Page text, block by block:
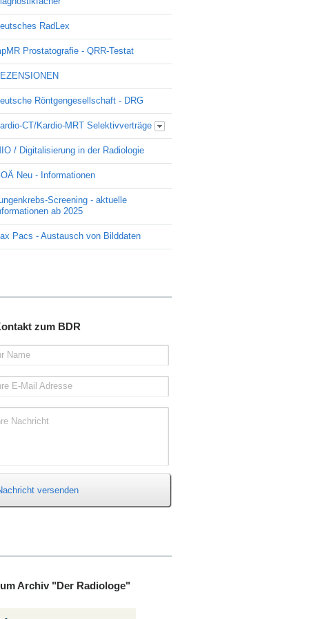
RadLex
Prostatografie - QRR-Testat
Röntgengesellschaft - DRG
CT/Kardio-MRT Selektivverträge
/ Digitalisierung in der Radiologie
Neu - Informationen
Screening - aktuelle
ab 2025
Pacs - Austausch von Bilddaten
zum BDR
Name
E-Mail Adresse
Nachricht
versenden
Archiv "Der Radiologe"